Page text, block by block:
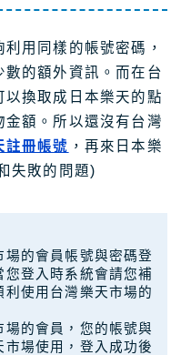
利用同樣的帳號密碼，
的額外資訊。而在台
換取成日本樂天的點
額。所以還沒有台灣
註冊帳號 ，再來日本樂
失敗的問題)
的會員帳號與密碼登
您登入時系統會請您補
使用台灣樂天市場的
的會員，您的帳號與
場使用，登入成功後